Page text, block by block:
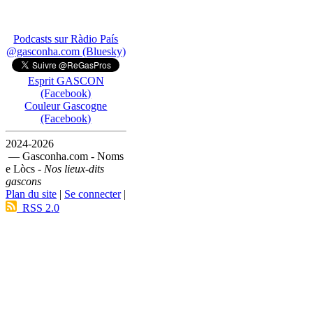
Podcasts sur Ràdio País
@gasconha.com (Bluesky)
Esprit GASCON
(Facebook)
Couleur Gascogne
(Facebook)
2024-2026
— Gasconha.com - Noms
e Lòcs - Nos lieux-dits
gascons
Plan du site | Se connecter|
RSS 2.0